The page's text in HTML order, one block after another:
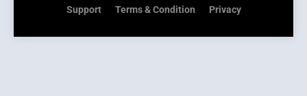
Support Terms & Condition Privacy